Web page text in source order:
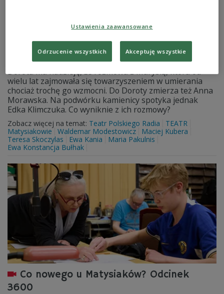
Dorotą Matysiak radosną nowiną. Już w najbliższy
poniedziałek do ich domu dzieci, jej i Francika, zawita
pierwsze dziecko. Chwilę później z wizytą wpada
Krzysztof, syn zmarłej niedawno Iwonki Rączkowej.
Chłopak wciąż nie potrafi pogodzić się ze stratą matki, a
Dorota ma nadzieję, że rozmowa z Marysią, która od
wielu lat zajmowała się towarzyszeniem w umierania
chociaż trochę go wzmocni. Do Doroty zmierza też Anna
Morawska. Na podwórku kamienicy spotyka jednak
Edka Klimczuka. Co wyniknie z ich rozmowy?
Zobacz więcej na temat: Teatr Polskiego Radia
TEATR
Matysiakowie
Waldemar Modestowicz
Maciej Kubera
Teresa Skoczylas
Ewa Kania
Maria Pakulnis
Ewa Konstancja Bułhak
Co nowego u Matysiaków? Odcinek
3600
Ustawienia zaawansowane
Odrzucenie wszystkich Akceptuję wszystkie